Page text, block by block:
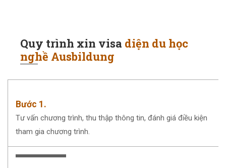
Quy trình xin visa diện du học
nghề Ausbildung
Bước 1.
Tư vấn chương trình, thu thập thông tin, đánh giá điều kiện
tham gia chương trình.